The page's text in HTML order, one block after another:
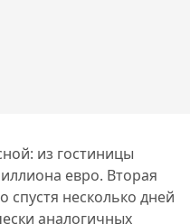
из гостиницы
евро. Вторая
спустя несколько дней
аналогичных